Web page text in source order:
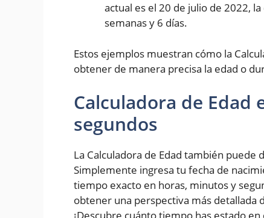
actual es el 20 de julio de 2022,
semanas y 6 días.
Estos ejemplos muestran cómo la
obtener de manera precisa la edad o
Calculadora de Edad
segundos
La Calculadora de Edad también
Simplemente ingresa tu fecha de
tiempo exacto en horas, minutos y
obtener una perspectiva más detallada